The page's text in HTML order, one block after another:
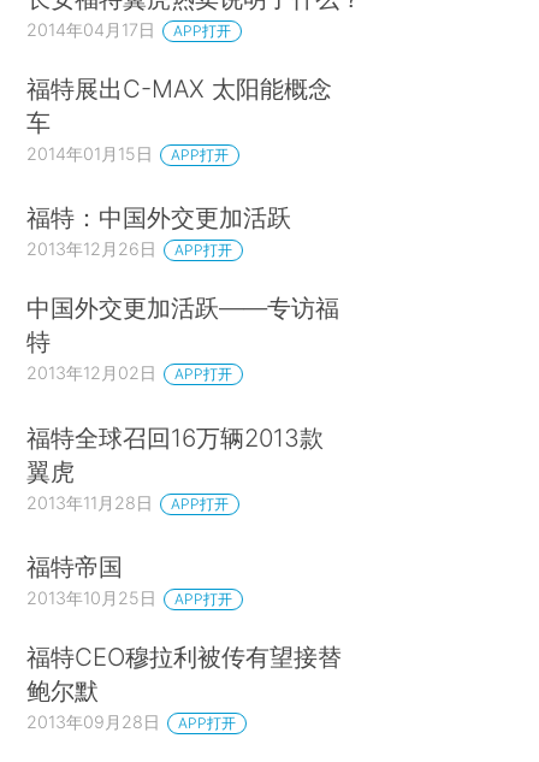
2014年04月17日 APP打开
福特展出C-MAX 太阳能概念
车
2014年01月15日 APP打开
福特：中国外交更加活跃
2013年12月26日 APP打开
中国外交更加活跃——专访福
特
2013年12月02日 APP打开
福特全球召回16万辆2013款
翼虎
2013年11月28日 APP打开
福特帝国
2013年10月25日 APP打开
福特CEO穆拉利被传有望接替
鲍尔默
2013年09月28日 APP打开